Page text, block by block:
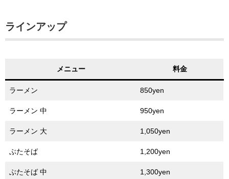
ラインアップ
メニュー 料金
ラーメン 850yen
ラーメン 中 950yen
ラーメン 大 1,050yen
ぶたそば 1,200yen
ぶたそば 中 1,300yen